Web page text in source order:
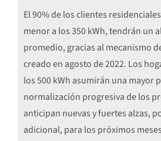
El 90% de los clientes
menor a los 350 kWh, tendrán un
promedio, gracias al mecanismo
creado en agosto de 2022. Los
los 500 kWh asumirán una mayor
normalización progresiva de los
anticipan nuevas y fuertes alzas,
adicional, para los próximos